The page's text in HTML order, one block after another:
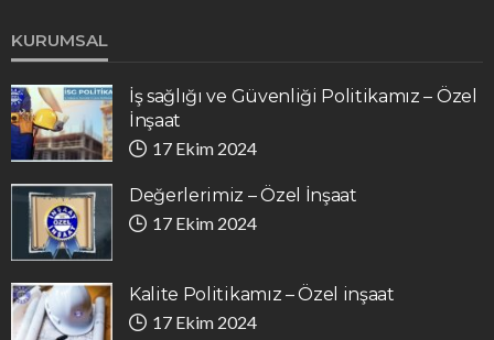
KURUMSAL
İş sağlığı ve Güvenliği Politikamız – Özel
İnşaat
17 Ekim 2024
Değerlerimiz – Özel İnşaat
17 Ekim 2024
Kalite Politikamız – Özel inşaat
17 Ekim 2024